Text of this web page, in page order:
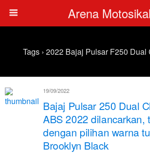
Arena Motosikal
Tags › 2022 Bajaj Pulsar F250
19/09/2022
Bajaj Pulsar 250 Dual
ABS 2022 dilancarkan,
dengan pilihan warna
Brooklyn Black